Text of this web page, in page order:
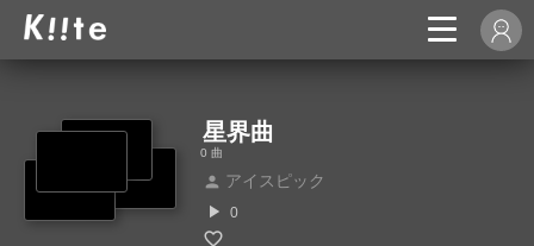
星界曲
0 曲
person アイスピック
play_arrow 0